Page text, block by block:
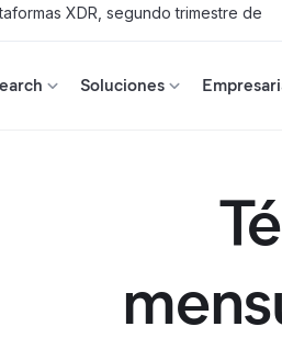
XDR, segundo trimestre de
Soluciones